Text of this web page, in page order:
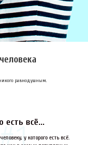
равнодушным.
есть всё...
у которого есть всё.